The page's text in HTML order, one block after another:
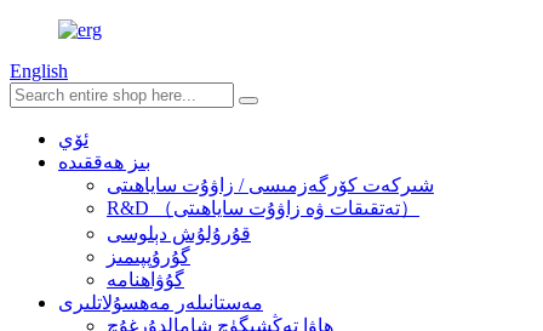
English
ئۆي
بىز ھەققىدە
شىركەت كۆرگەزمىسى / زاۋۇت ساياھىتى
R&D （تەتقىقات ۋە زاۋۇت ساياھىتى）
قۇرۇلۇش دېلوسى
گۇرۇپپىمىز
گۇۋاھنامە
مەستانىلەر مەھسۇلاتلىرى
ھاۋا تەڭشىگۈچ شامالدۇرغۇچ